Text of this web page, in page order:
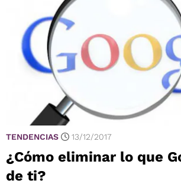
TENDENCIAS 13/12/2017
¿Cómo eliminar lo que
de ti?